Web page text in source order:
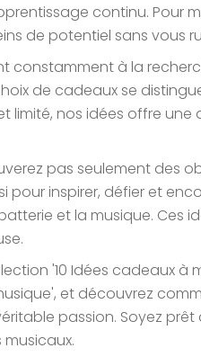
continu. Pour
de potentiel sans vous
constamment à la
de cadeaux se
limité, nos idées offre une
pas seulement des
inspirer, défier et
et la musique. Ces
'10 Idées cadeaux
et découvrez
passion. Soyez